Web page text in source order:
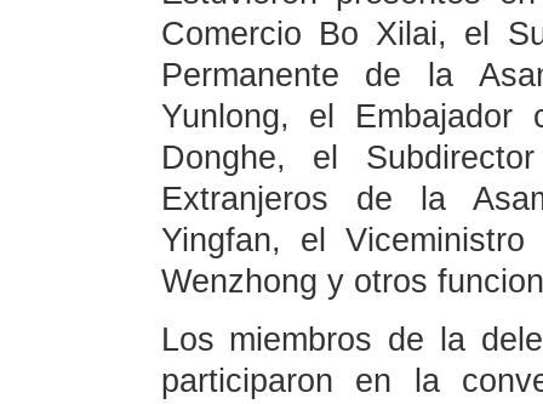
Comercio Bo Xilai, el
Permanente de la
Yunlong, el Embajador
Donghe, el
Extranjeros de la
Yingfan, el
Wenzhong y otros
Los miembros de la
participaron en la